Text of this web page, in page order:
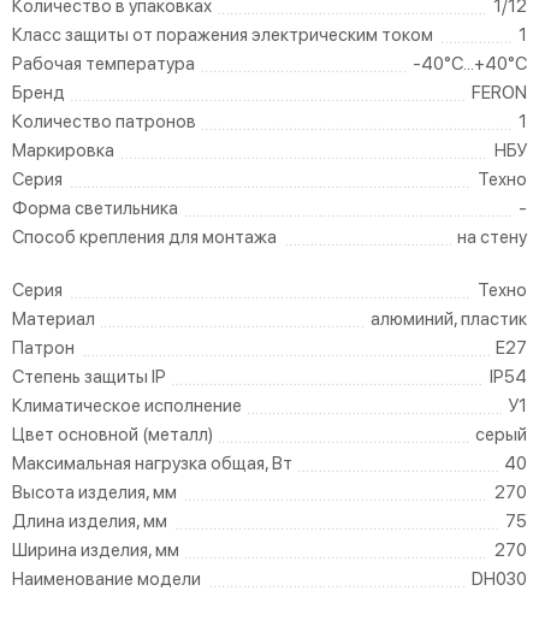
Количество в упаковках
1/12
Класс защиты от поражения электрическим током
1
Рабочая температура
-40°C...+40°C
Бренд
FERON
Количество патронов
1
Маркировка
НБУ
Серия
Техно
Форма светильника
-
Способ крепления для монтажа
на стену
Серия
Техно
Материал
алюминий, пластик
Патрон
E27
Степень защиты IP
IP54
Климатическое исполнение
У1
Цвет основной (металл)
серый
Максимальная нагрузка общая, Вт
40
Высота изделия, мм
270
Длина изделия, мм
75
Ширина изделия, мм
270
Наименование модели
DH030